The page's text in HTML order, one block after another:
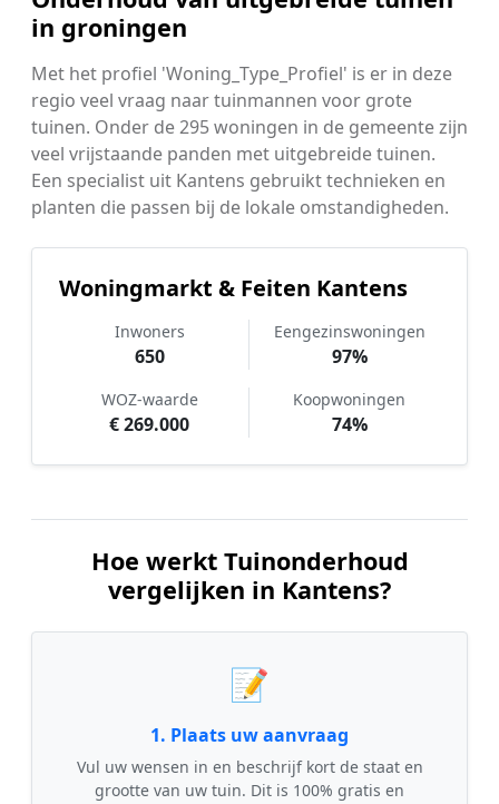
in groningen
Met het profiel 'Woning_Type_Profiel' is er in deze
regio veel vraag naar tuinmannen voor grote
tuinen. Onder de 295 woningen in de gemeente zijn
veel vrijstaande panden met uitgebreide tuinen.
Een specialist uit Kantens gebruikt technieken en
planten die passen bij de lokale omstandigheden.
Woningmarkt & Feiten Kantens
Inwoners
650
Eengezinswoningen
97%
WOZ-waarde
€ 269.000
Koopwoningen
74%
Hoe werkt Tuinonderhoud
vergelijken in Kantens?
📝
1. Plaats uw aanvraag
Vul uw wensen in en beschrijf kort de staat en
grootte van uw tuin. Dit is 100% gratis en